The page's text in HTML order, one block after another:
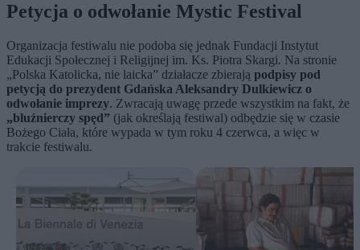
Petycja o odwołanie Mystic Festival
Organizacja festiwalu nie podoba się jednak Fundacji Instytut
Edukacji Społecznej i Religijnej im. Ks. Piotra Skargi. Na stronie
„Polska Katolicka, nie laicka” działacze zbierają podpisy pod
petycją do prezydent Gdańska Aleksandry Dulkiewicz o
odwołanie imprezy. Zwracają uwagę przede wszystkim na fakt, że
„bluźnierczy spęd” (jak określają festiwal) odbędzie się w czasie
Bożego Ciała, które wypada w tym roku 4 czerwca, a więc w
trakcie festiwalu.